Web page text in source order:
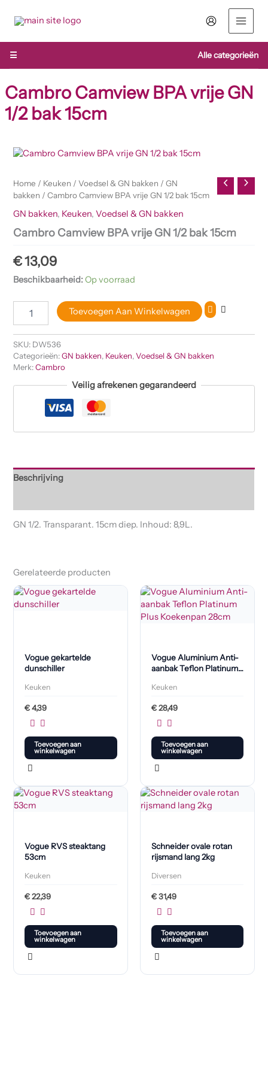
naar
inhoud
☰
Alle categorieën
Cambro Camview BPA vrije GN
1/2 bak 15cm
Home / Keuken /Voedsel & GN bakken /GN
bakken / Cambro Camview BPA vrije GN 1/2 bak 15cm
GN bakken, Keuken,Voedsel & GN bakken
Cambro Camview BPA vrije GN 1/2 bak 15cm
€13,09
Beschikbaarheid:Op voorraad
Cambro
vrije
GN
1/2
15cm
Toevoegen Aan Winkelwagen
SKU: DW536
Categorieën:GN bakken, Keuken,Voedsel & GN bakken
Merk:Cambro
Veilig afrekenen gegarandeerd
Beschrijving
GN 1/2. Transparant. 15cm diep. Inhoud: 8,9L.
Gerelateerde producten
Vogue gekartelde
dunschiller
Keuken
€4,39
Toevoegen aan
winkelwagen
Vogue Aluminium Anti-
aanbak Teflon Platinum
Keuken
€28,49
Toevoegen aan
winkelwagen
Vogue RVS steaktang
53cm
Keuken
€22,39
Toevoegen aan
winkelwagen
Schneider ovale rotan
rijsmand lang 2kg
Diversen
€31,49
Toevoegen aan
winkelwagen